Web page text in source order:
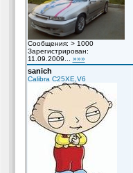
Сообщения: > 1000
Зарегистрирован:
11.09.2009... »»»
sanich
Calibra C25XE,V6